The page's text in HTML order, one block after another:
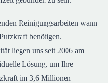
Reinigungsarbeiten wann
benötigen.
liegen uns seit 2006 am
Lösung, um Ihre
im 3,6 Millionen